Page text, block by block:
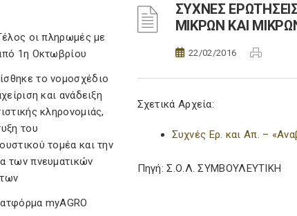
οι πληρωμές με
1η Οκτωβρίου
το νομοσχέδιο
και ανάδειξη
κληρονομιάς,
του
τομέα και την
των πνευματικών
myAGRO
ΣΥΧΝΕΣ
ΜΙΚΡΩΝ ΚΑΙ
22/02/2016
Σχετικά Αρχεία:
Συχνές Ερ. και Απ. –
Πηγή: Σ.Ο.Λ. ΣΥΜΒΟΥΛΕΥΤΙΚΗ